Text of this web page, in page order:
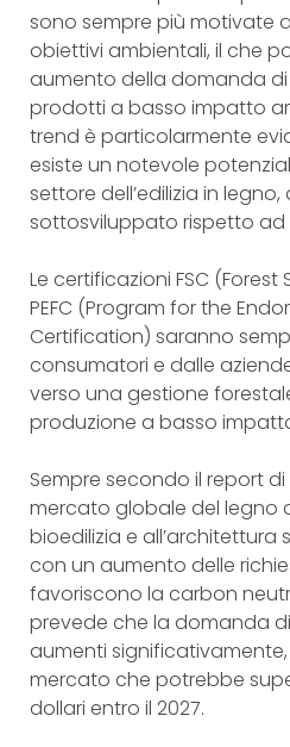
sono sempre più motivate
obiettivi ambientali, il che
aumento della domanda
prodotti a basso impatto
trend è particolarmente
esiste un notevole
settore dell’edilizia in
sottosviluppato rispetto ad
Le certificazioni FSC
PEFC (Program for the
Certification) saranno
consumatori e dalle
verso una gestione
produzione a basso
Sempre secondo il report
mercato globale del legno
bioedilizia e all’architettura
con un aumento delle
favoriscono la carbon
prevede che la domanda
aumenti
mercato che potrebbe
dollari entro il 2027.